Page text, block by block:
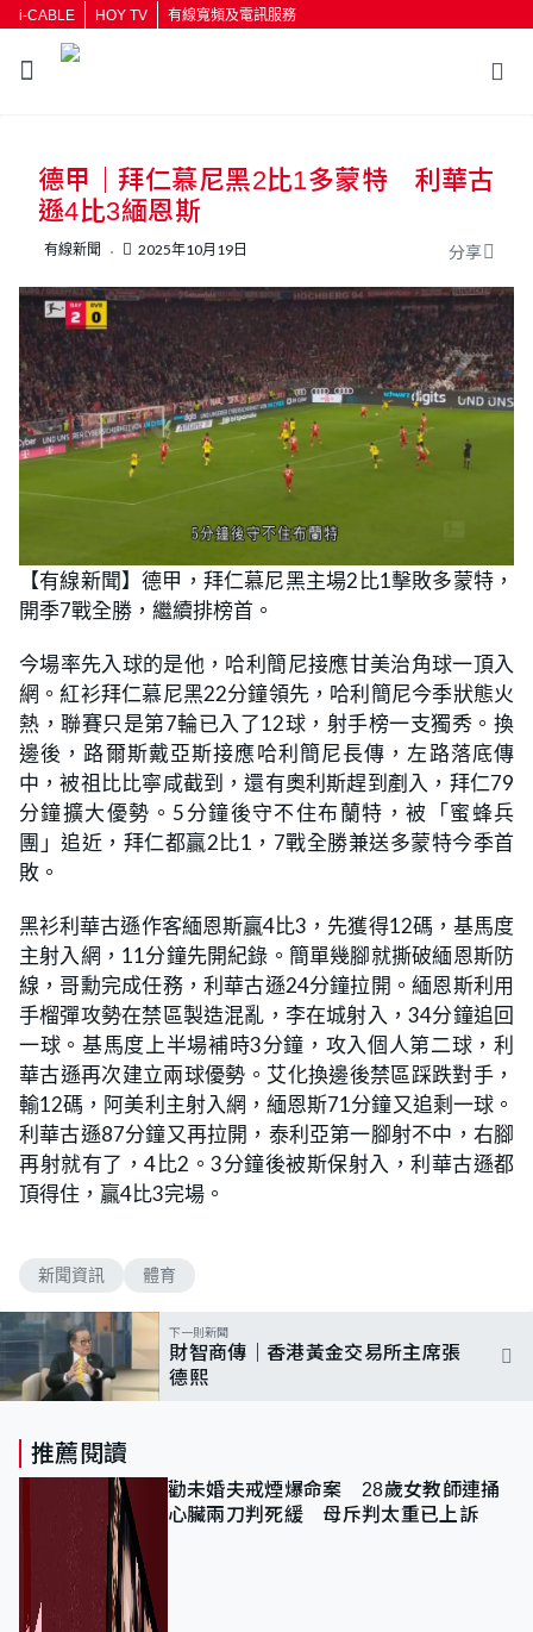
i-CABLE HOY TV 有線寬頻及電訊服務
按輸入鍵開始搜尋
德甲｜拜仁慕尼黑2比1多蒙特 利華古
遜4比3緬恩斯
有線新聞 2025年10月19日 分享
【有線新聞】德甲，拜仁慕尼黑主場2比1擊敗多蒙特，
開季7戰全勝，繼續排榜首。
今場率先入球的是他，哈利簡尼接應甘美治角球一頂入
網。紅衫拜仁慕尼黑22分鐘領先，哈利簡尼今季狀態火
熱，聯賽只是第7輪已入了12球，射手榜一支獨秀。換
邊後，路爾斯戴亞斯接應哈利簡尼長傳，左路落底傳
中，被祖比比寧咸截到，還有奧利斯趕到剷入，拜仁79
分鐘擴大優勢。5分鐘後守不住布蘭特，被「蜜蜂兵
團」追近，拜仁都贏2比1，7戰全勝兼送多蒙特今季首
敗。
黑衫利華古遜作客緬恩斯贏4比3，先獲得12碼，基馬度
主射入網，11分鐘先開紀錄。簡單幾腳就撕破緬恩斯防
線，哥勳完成任務，利華古遜24分鐘拉開。緬恩斯利用
手榴彈攻勢在禁區製造混亂，李在城射入，34分鐘追回
一球。基馬度上半場補時3分鐘，攻入個人第二球，利
華古遜再次建立兩球優勢。艾化換邊後禁區踩跌對手，
輸12碼，阿美利主射入網，緬恩斯71分鐘又追剩一球。
利華古遜87分鐘又再拉開，泰利亞第一腳射不中，右腳
再射就有了，4比2。3分鐘後被斯保射入，利華古遜都
頂得住，贏4比3完場。
新聞資訊 體育
下一則新聞
財智商傳｜香港黃金交易所主席張
德熙
推薦閱讀
勸未婚夫戒煙爆命案 28歲女教師連捅
心臟兩刀判死緩 母斥判太重已上訴